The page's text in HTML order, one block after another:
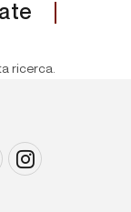
ricerca.